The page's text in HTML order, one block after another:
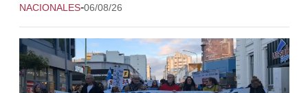
NACIONALES-06/08/26